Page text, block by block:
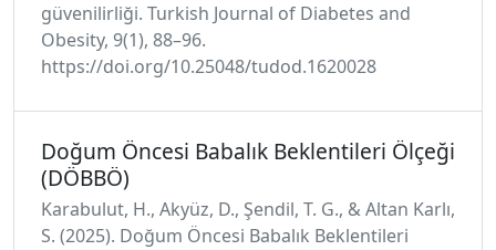
güvenilirliği. Turkish Journal of Diabetes and
Obesity, 9(1), 88–96.
https://doi.org/10.25048/tudod.1620028
Doğum Öncesi Babalık Beklentileri Ölçeği
(DÖBBÖ)
Karabulut, H., Akyüz, D., Şendil, T. G., & Altan Karlı,
S. (2025). Doğum Öncesi Babalık Beklentileri